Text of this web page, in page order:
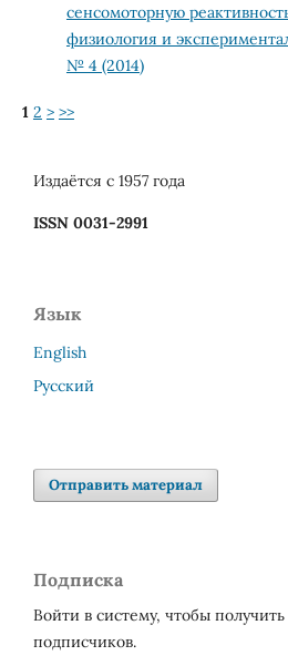
сенсомоторную
физиология и
№ 4 (2014)
1 2 > >>
Издаётся с 1957 года
ISSN 0031-2991
Язык
English
Русский
Отправить материал
Подписка
Войти в систему, чтобы
подписчиков.